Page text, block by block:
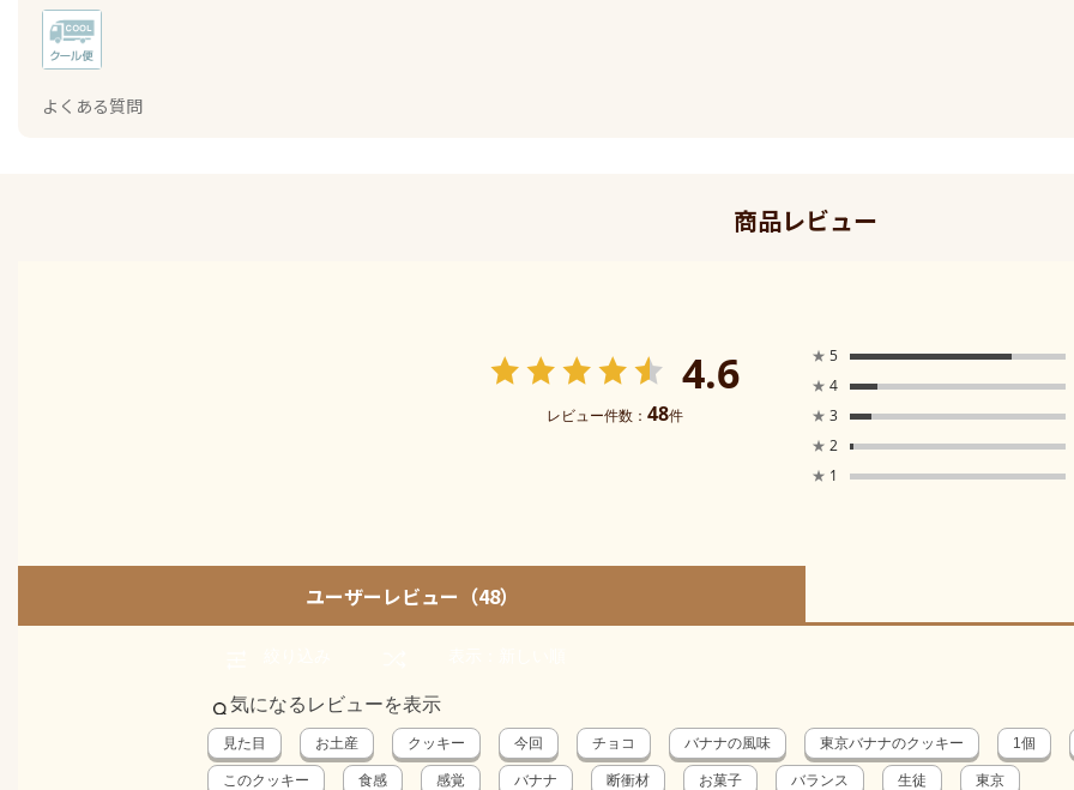
よくある質問
商品レビュー
4.6
レビュー件数： 48件
★ 5
★ 4
★ 3
★ 2
★ 1
ユーザーレビュー （48）
気になるレビューを表示
見た目 お土産 クッキー 今回 チョコ バナナの風味 東京バナナのクッキー 1個
このクッキー 食感 感覚 バナナ 断衝材 お菓子 バランス 生徒 東京